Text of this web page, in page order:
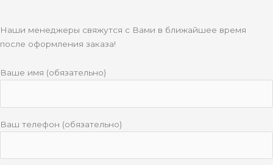
Наши менеджеры свяжутся с Вами в ближайшее время
после оформления заказа!
Ваше имя (обязательно)
Ваш телефон (обязательно)